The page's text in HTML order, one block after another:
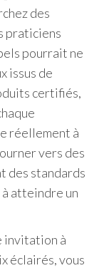
des
praticiens
pourrait ne
issus de
certifiés,
réellement à
vers des
des standards
atteindre un
invitation à
éclairés, vous